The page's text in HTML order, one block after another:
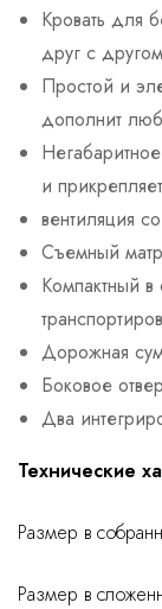
Кровать для
друг с другом
Простой и
дополнит
и
вентиляция
Съемный
Компактный
Дорожная
Боковое
Два
Технические
Размер в
Размер в